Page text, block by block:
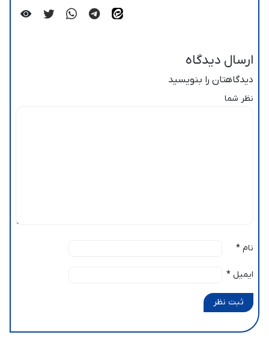
ارسال دیدگاه
دیدگاهتان را بنویسید
نظر شما
نام *
ایمیل *
ثبت نظر